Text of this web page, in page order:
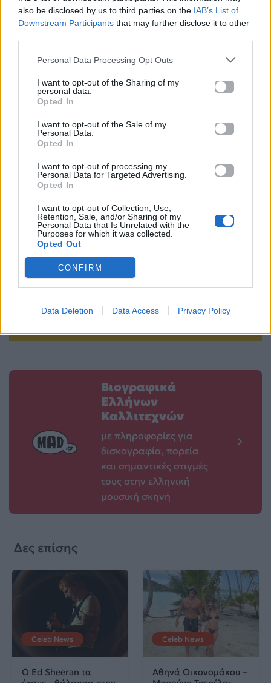
also be disclosed by us to third parties on the IAB’s List of
Downstream Participants that may further disclose it to other
Personal Data Processing Opt Outs
I want to opt-out of the Sharing of my
personal data.
Opted In
I want to opt-out of the Sale of my
Personal Data.
Opted In
I want to opt-out of processing my
Personal Data for Targeted Advertising.
Opted In
I want to opt-out of Collection, Use,
Retention, Sale, and/or Sharing of my
Personal Data that Is Unrelated with the
Purposes for which it was collected.
Opted Out
CONFIRM
Data Deletion Data Access Privacy Policy
Μοιράσου αυτό το άρθρο
Sun Seekers: H νέα
καμπάνια της
Αδάμου φέρνει το
«Σαν Εσένα»: Το
νέο ντουέτο της
12.06.2026
Βιογραφικά
Ελλήνων
Καλλιτεχνών
με πληροφορίες για
δισκογραφία, πορεία
και σημαντικές στιγμές
τους στην ελληνική
μουσική σκηνή
Δες επίσης
Celeb News
Ο Ed Sheeran τα
Celeb News
Αθηνά Οικονομάκου –